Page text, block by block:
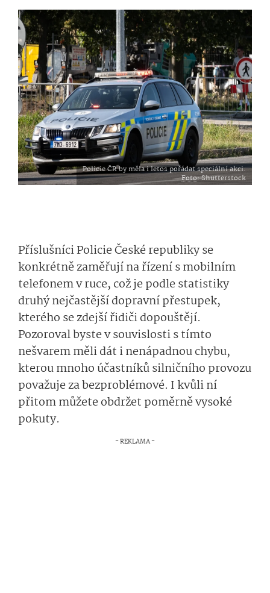
Policie ČR by měla i letos pořádat speciální akci.
Foto: Shutterstock
Příslušníci Policie České republiky se
konkrétně zaměřují na řízení s mobilním
telefonem v ruce, což je podle statistiky
druhý nejčastější dopravní přestupek,
kterého se zdejší řidiči dopouštějí.
Pozoroval byste v souvislosti s tímto
nešvarem měli dát i nenápadnou chybu,
kterou mnoho účastníků silničního provozu
považuje za bezproblémové. I kvůli ní
přitom můžete obdržet poměrně vysoké
pokuty.